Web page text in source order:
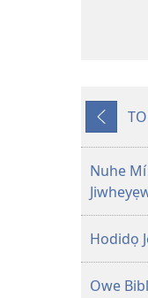
Yigodo
Nuhe
Hodidọ
Owe